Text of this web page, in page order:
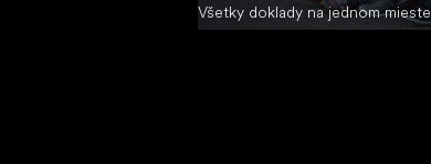
Všetky doklady na jednom mieste